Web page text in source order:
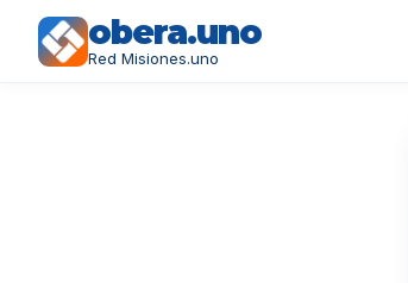
obera.uno
Red Misiones.uno